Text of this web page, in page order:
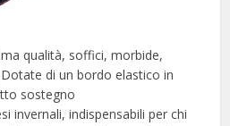
qualità, soffici, morbide,
di un bordo elastico in
sostegno
invernali, indispensabili per chi